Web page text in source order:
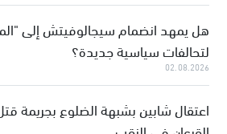
هل يمهد انضمام سيجالوفيتش إلى
لتحالفات سياسية جديدة؟
02.08.2026
اعتقال شابين بشبهة الضلوع بجريمة